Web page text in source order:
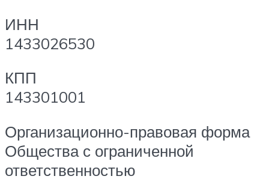
ИНН
1433026530
КПП
143301001
Организационно-правовая форма
Общества с ограниченной
ответственностью